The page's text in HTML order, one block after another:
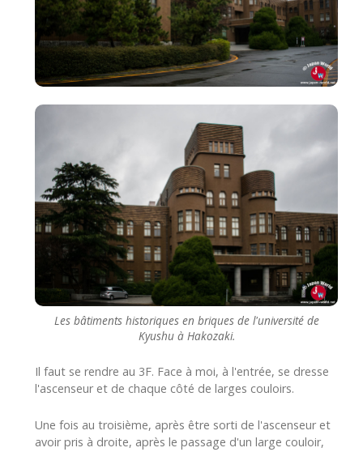
Les bâtiments historiques en briques de l'université de
Kyushu à Hakozaki.
Il faut se rendre au 3F. Face à moi, à l'entrée, se dresse
l'ascenseur et de chaque côté de larges couloirs.
Une fois au troisième, après être sorti de l'ascenseur et
avoir pris à droite, après le passage d'un large couloir,